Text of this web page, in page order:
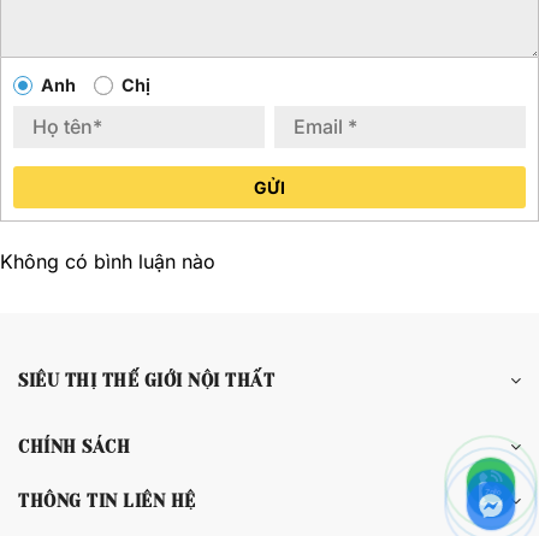
Anh Chị
GỬI
Không có bình luận nào
SIÊU THỊ THẾ GIỚI NỘI THẤT
CHÍNH SÁCH
THÔNG TIN LIÊN HỆ